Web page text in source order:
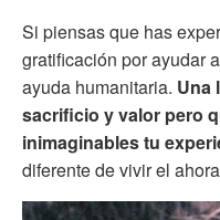
Si piensas que has
gratificación por ayudar
ayuda humanitaria. Una
sacrificio y valor pero
inimaginables tu
diferente de vivir el